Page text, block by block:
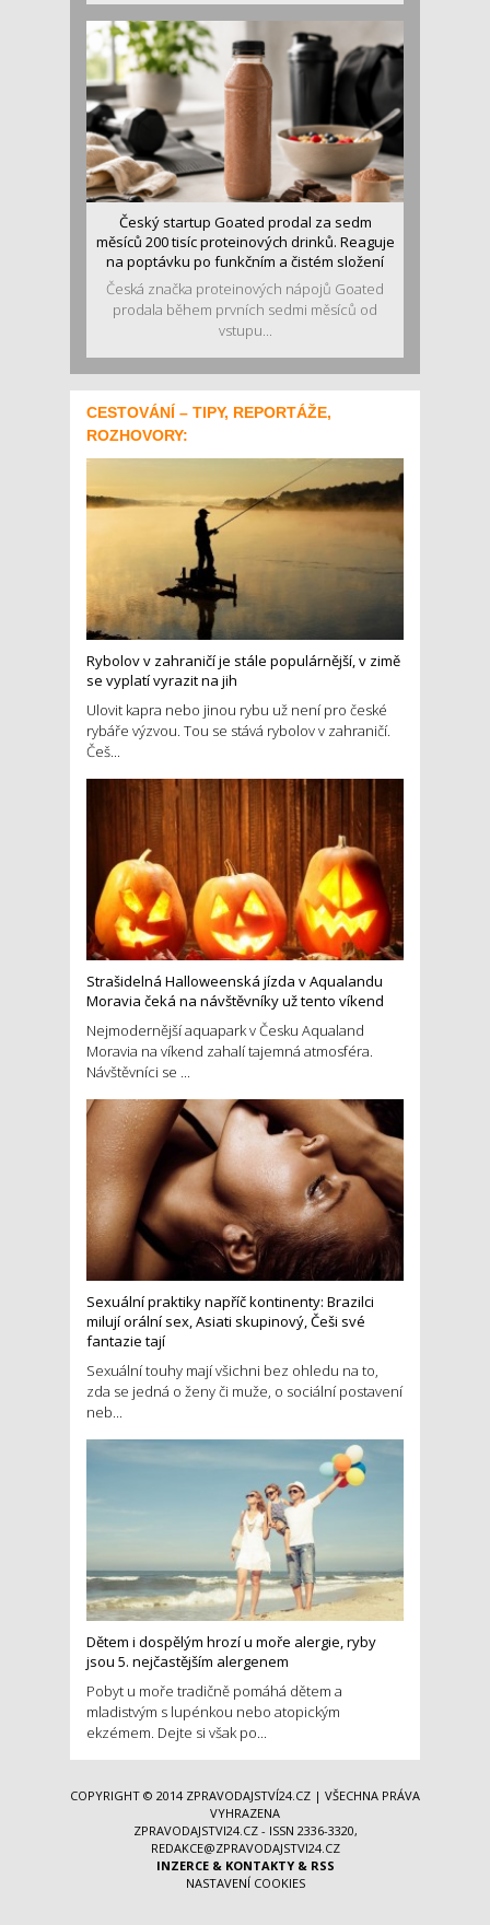
Český startup Goated prodal za sedm
měsíců 200 tisíc proteinových drinků. Reaguje
na poptávku po funkčním a čistém složení
Česká značka proteinových nápojů Goated
prodala během prvních sedmi měsíců od
vstupu...
CESTOVÁNÍ – TIPY, REPORTÁŽE,
ROZHOVORY:
Rybolov v zahraničí je stále populárnější, v zimě
se vyplatí vyrazit na jih
Ulovit kapra nebo jinou rybu už není pro české
rybáře výzvou. Tou se stává rybolov v zahraničí.
Češ...
Strašidelná Halloweenská jízda v Aqualandu
Moravia čeká na návštěvníky už tento víkend
Nejmodernější aquapark v Česku Aqualand
Moravia na víkend zahalí tajemná atmosféra.
Návštěvníci se ...
Sexuální praktiky napříč kontinenty: Brazilci
milují orální sex, Asiati skupinový, Češi své
fantazie tají
Sexuální touhy mají všichni bez ohledu na to,
zda se jedná o ženy či muže, o sociální postavení
neb...
Dětem i dospělým hrozí u moře alergie, ryby
jsou 5. nejčastějším alergenem
Pobyt u moře tradičně pomáhá dětem a
mladistvým s lupénkou nebo atopickým
ekzémem. Dejte si však po...
COPYRIGHT © 2014 ZPRAVODAJSTVÍ24.CZ | VŠECHNA PRÁVA
VYHRAZENA
ZPRAVODAJSTVI24.CZ - ISSN 2336-3320,
REDAKCE@ZPRAVODAJSTVI24.CZ
INZERCE& KONTAKTY& RSS
NASTAVENÍ COOKIES